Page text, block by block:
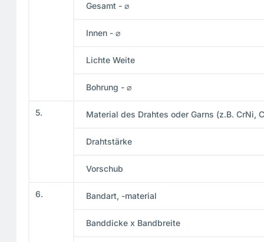
Gesamt - ⌀
Innen - ⌀
Lichte Weite
Bohrung - ⌀
5. Material des Drahtes oder Garns (z.B. CrNi,
Drahtstärke
Vorschub
6. Bandart, -material
Banddicke x Bandbreite